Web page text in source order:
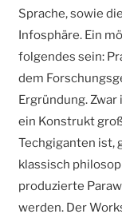
Sprache, sowie
Infosphäre. Ein
folgendes sein:
dem
Ergründung.
ein Konstrukt
Techgiganten ist,
klassisch
produzierte
werden. Der